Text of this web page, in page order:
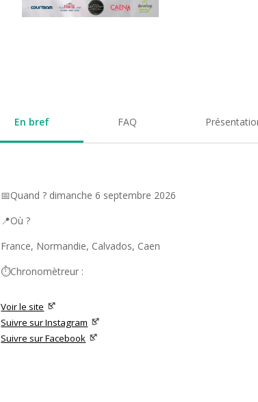
En bref FAQ
📅Quand ? dimanche 6 septembre 2026
📍Où ?
France, Normandie, Calvados, Caen
⏱️Chronomètreur :
Voir le site
Suivre sur Instagram
Suivre sur Facebook